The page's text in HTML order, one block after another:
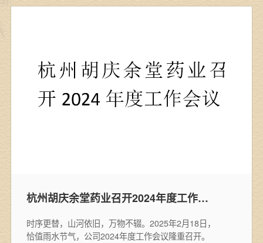
春节前，公司开展了一次为期1.5天的精益管理培
训，培训对象包括各条线分管领导，中层及以上干部